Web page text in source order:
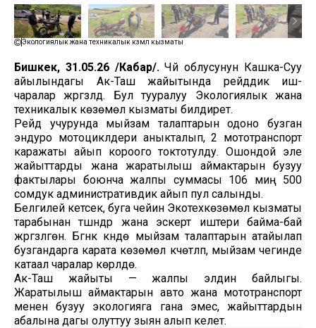
Экологиялык жана техникалык көзөмөл кызматы
Бишкек, 31.05.26 /Кабар/. Чүй облусунун Кашка-Суу
айылындагы Ак-Таш жайытында рейддик иш-
чаралар жүргүзүлдү. Бул тууралуу Экологиялык жана
техникалык көзөмөл кызматы билдирет.
Рейд учурунда мыйзам талаптарын одоно бузган
эндуро мотоциклдери аныкталып, 2 мототранспорт
каражаты айып короого токтотулду. Ошондой эле
жайыттарды жана жаратылыш аймактарын бузуу
фактылары боюнча жалпы суммасы 106 миң 500
сомдук административдик айып пул салынды.
Белгилей кетсек, буга чейин Экотехкөзөмөл кызматы
тарабынан түшүндүрүү жана эскертүү иштери байма-бай
жүргүзүлгөн. Бүгүнкү күндө мыйзам талаптарын атайылап
бузгандарга карата көзөмөл күчөтүлүп, мыйзам чегинде
катаал чаралар көрүлүүдө.
Ак-Таш жайыты — жалпы элдин байлыгы.
Жаратылыш аймактарын авто жана мототранспорт
менен бузуу экологияга гана эмес, жайыттардын
абалына дагы олуттуу зыян алып келет.